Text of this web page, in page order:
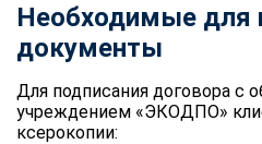
Необходимые для
документы
Для подписания договора с
учреждением «ЭКОДПО»
ксерокопии: